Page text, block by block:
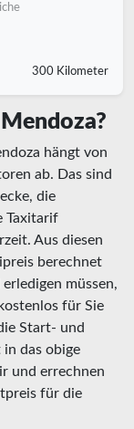
300 Kilometer
hängt von
ab. Das sind
die
Taxitarif
Aus diesen
berechnet
müssen,
für Sie
Start- und
das obige
und errechnen
für die